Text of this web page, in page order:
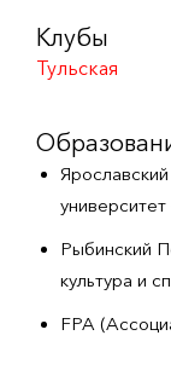
Клубы
Тульская
Рыбинский
культура и
FPA